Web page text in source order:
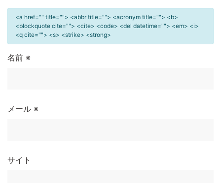
<a href="" title=""> <abbr title=""> <acronym title=""> <b>
<blockquote cite=""> <cite> <code> <del datetime=""> <em> <i>
<q cite=""> <s> <strike> <strong>
名前 ※
メール ※
サイト